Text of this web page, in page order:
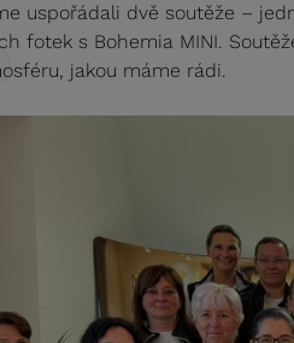
uspořádali dvě soutěže –
fotek s Bohemia MINI.
jakou máme rádi.